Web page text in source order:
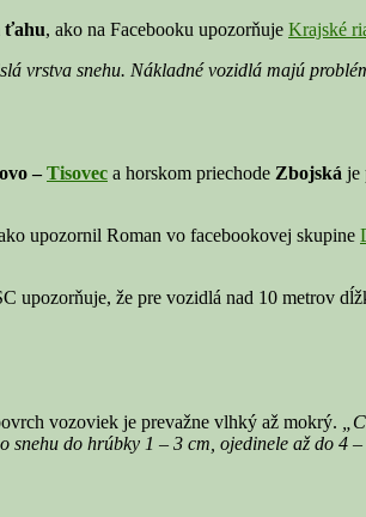
ťahu, ako na Facebooku upozorňuje Krajské
vrstva snehu. Nákladné vozidlá majú
–Tisovec a horskom priechode Zbojská je
upozornil Roman vo facebookovej skupine
upozorňuje, že pre vozidlá nad 10 metrov
vozoviek je prevažne vlhký až mokrý.
snehu do hrúbky 1 – 3 cm, ojedinele až do 4